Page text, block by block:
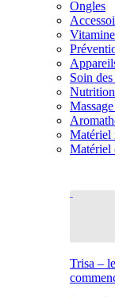
Ongles
Soin
Matériel
Matériel
Trisa –